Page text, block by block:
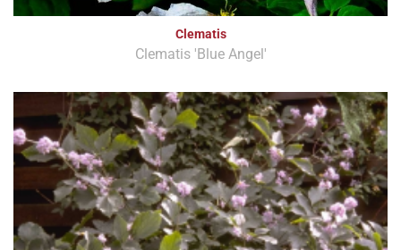
Clematis
Clematis 'Blue Angel'